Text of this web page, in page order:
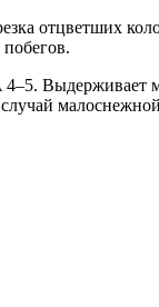
отцветших
Выдерживает